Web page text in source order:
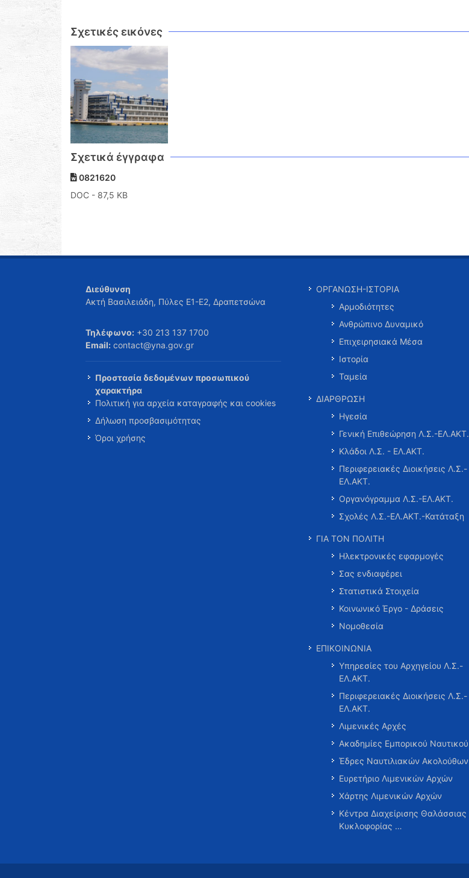
Σχετικές εικόνες
Σχετικά έγγραφα
0821620
DOC - 87,5 KB
Διεύθυνση
Ακτή Βασιλειάδη, Πύλες Ε1-Ε2, Δραπετσώνα
Τηλέφωνο: +30 213 137 1700
Email: contact@yna.gov.gr
Προστασία δεδομένων προσωπικού
χαρακτήρα
Πολιτική για αρχεία καταγραφής και cookies
Δήλωση προσβασιμότητας
Όροι χρήσης
ΟΡΓΑΝΩΣΗ-ΙΣΤΟΡΙΑ
Αρμοδιότητες
Ανθρώπινο Δυναμικό
Επιχειρησιακά Μέσα
Ιστορία
Ταμεία
ΔΙΑΡΘΡΩΣΗ
Ηγεσία
Γενική Επιθεώρηση Λ.Σ.-ΕΛ.ΑΚΤ.
Κλάδοι Λ.Σ. - ΕΛ.ΑΚΤ.
Περιφερειακές Διοικήσεις Λ.Σ.-
ΕΛ.ΑΚΤ.
Οργανόγραμμα Λ.Σ.-ΕΛ.ΑΚΤ.
Σχολές Λ.Σ.-ΕΛ.ΑΚΤ.-Κατάταξη
ΓΙΑ ΤΟΝ ΠΟΛΙΤΗ
Ηλεκτρονικές εφαρμογές
Σας ενδιαφέρει
Στατιστικά Στοιχεία
Κοινωνικό Έργο - Δράσεις
Νομοθεσία
ΕΠΙΚΟΙΝΩΝΙΑ
Υπηρεσίες του Αρχηγείου Λ.Σ.-
ΕΛ.ΑΚΤ.
Περιφερειακές Διοικήσεις Λ.Σ.-
ΕΛ.ΑΚΤ.
Λιμενικές Αρχές
Ακαδημίες Εμπορικού Ναυτικού
Έδρες Ναυτιλιακών Ακολούθων
Ευρετήριο Λιμενικών Αρχών
Χάρτης Λιμενικών Αρχών
Κέντρα Διαχείρισης Θαλάσσιας
Κυκλοφορίας …